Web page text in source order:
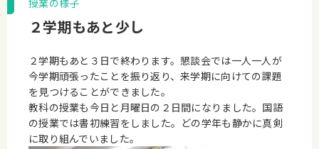
授業の様子
２学期もあと少し
２学期もあと３日で終わります。懇談会では一人一人が
今学期頑張ったことを振り返り、来学期に向けての課題
を見つけることができました。
教科の授業も今日と月曜日の２日間になりました。国語
の授業では書初練習をしました。どの学年も静かに真剣
に取り組んでいました。